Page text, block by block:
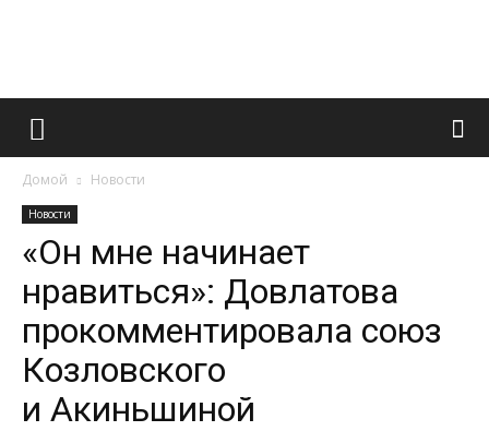
Французский
и
Домой Новости
Новости
«Он мне начинает
нравиться»: Довлатова
прокомментировала союз
Козловского
и Акиньшиной